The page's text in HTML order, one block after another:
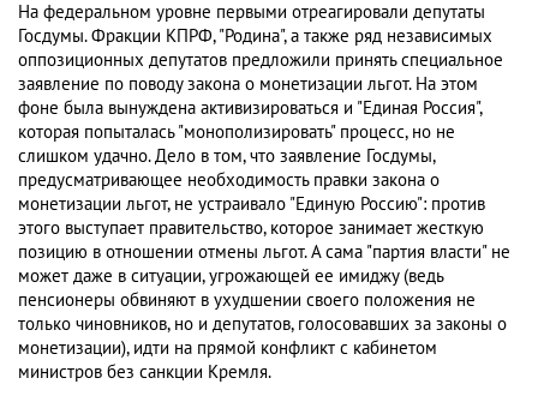
На федеральном уровне первыми отреагировали депутаты
Госдумы. Фракции КПРФ, "Родина", а также ряд независимых
оппозиционных депутатов предложили принять специальное
заявление по поводу закона о монетизации льгот. На этом
фоне была вынуждена активизироваться и "Единая Россия",
которая попыталась "монополизировать" процесс, но не
слишком удачно. Дело в том, что заявление Госдумы,
предусматривающее необходимость правки закона о
монетизации льгот, не устраивало "Единую Россию": против
этого выступает правительство, которое занимает жесткую
позицию в отношении отмены льгот. А сама "партия власти" не
может даже в ситуации, угрожающей ее имиджу (ведь
пенсионеры обвиняют в ухудшении своего положения не
только чиновников, но и депутатов, голосовавших за законы о
монетизации), идти на прямой конфликт с кабинетом
министров без санкции Кремля.